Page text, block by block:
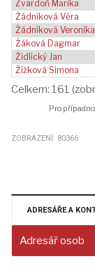
Zvardoň Marika
Žádníková Věra
Žádníková Veronika
Žáková Dagmar
Židlický Jan
Žižková Simona
Celkem: 161
Pro
ZOBRAZENÍ: 80366
ADRESÁŘE A
Adresář osob